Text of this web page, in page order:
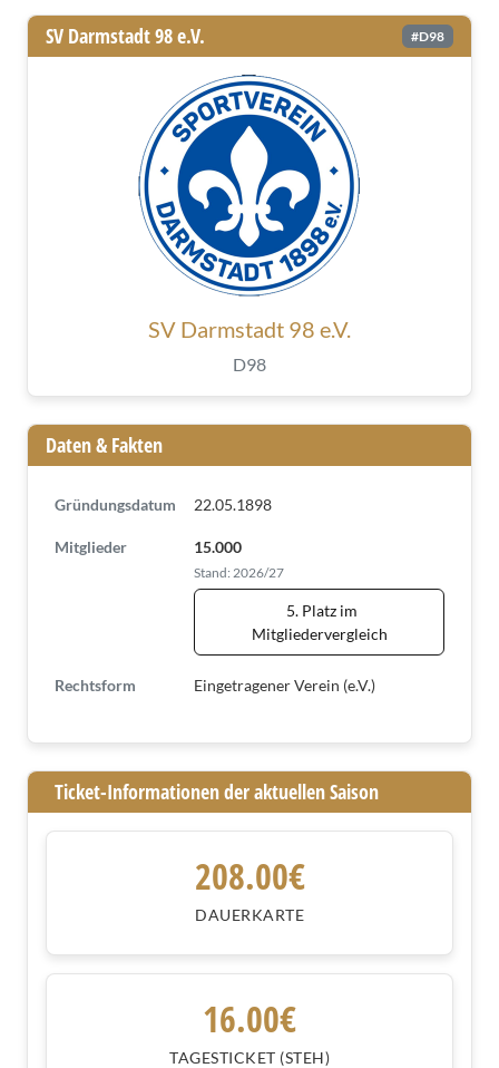
Allgemeine Informationen
SV Darmstadt 98 e.V. #D98
SV Darmstadt 98 e.V.
D98
Daten & Fakten
Gründungsdatum 22.05.1898
Mitglieder 15.000
Stand: 2026/27
5. Platz im
Mitgliedervergleich
Rechtsform Eingetragener Verein (e.V.)
Ticket-Informationen der aktuellen Saison
208.00€
DAUERKARTE
16.00€
TAGESTICKET (STEH)